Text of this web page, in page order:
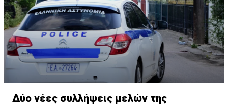
Δύο νέες συλλήψεις μελών της